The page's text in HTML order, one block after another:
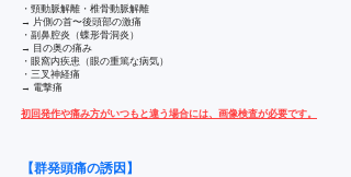
・頸動脈解離・椎骨動脈解離
→ 片側の首〜後頭部の激痛
・副鼻腔炎（蝶形骨洞炎）
→ 目の奥の痛み
・眼窩内疾患（眼の重篤な病気）
・三叉神経痛
→ 電撃痛
初回発作や痛み方がいつもと違う場合には、画像検査が必要です。
【群発頭痛の誘因】